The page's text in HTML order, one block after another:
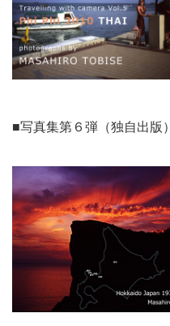
■写真集第６弾（独自出版）